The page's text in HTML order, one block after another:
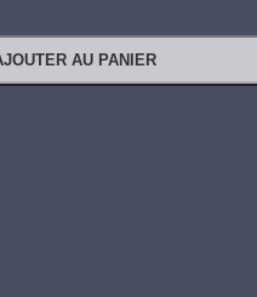
AU PANIER